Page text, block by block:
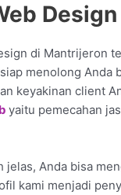
di Mantrijeron
menolong
keyakinan client
yaitu pemecahan
jelas, Anda bisa
kami menjadi